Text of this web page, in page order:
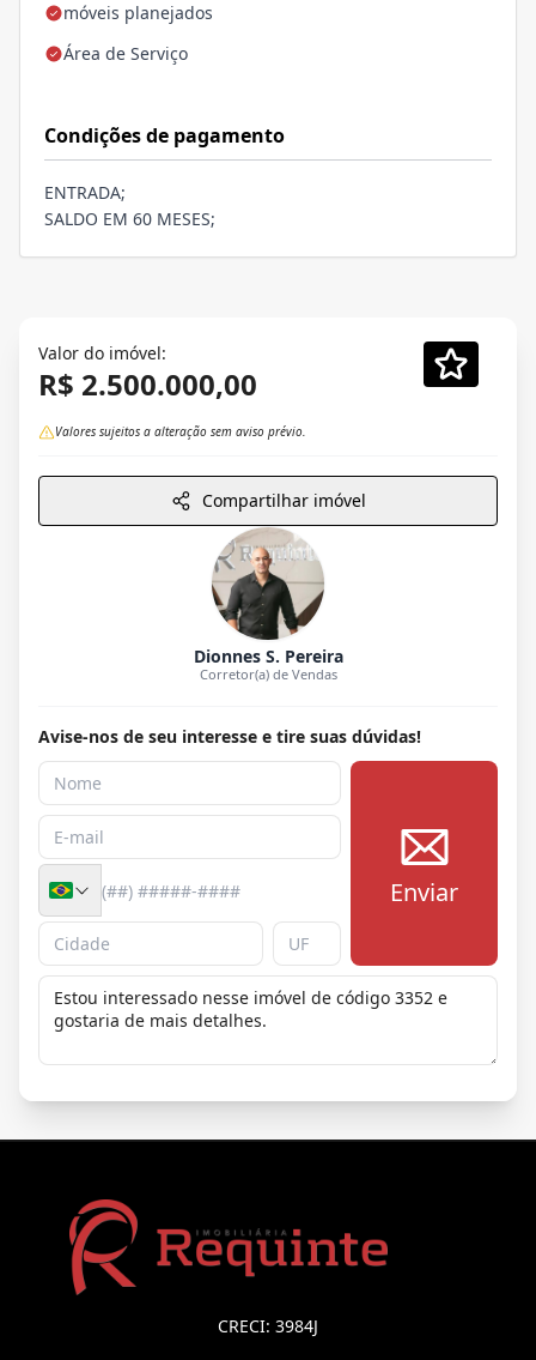
móveis planejados
Área de Serviço
Condições de pagamento
ENTRADA;
SALDO EM 60 MESES;
Valor do imóvel:
R$ 2.500.000,00
Valores sujeitos a alteração sem aviso prévio.
Compartilhar imóvel
Dionnes S. Pereira
Corretor(a) de Vendas
Avise-nos de seu interesse e tire suas dúvidas!
Enviar
CRECI: 3984J